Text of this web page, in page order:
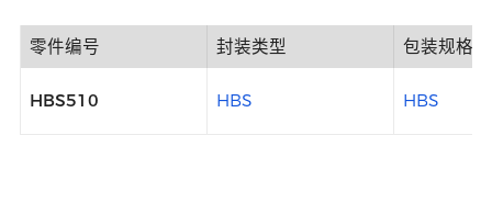
零件编号 封装类型 包装规格
HBS510 HBS HBS